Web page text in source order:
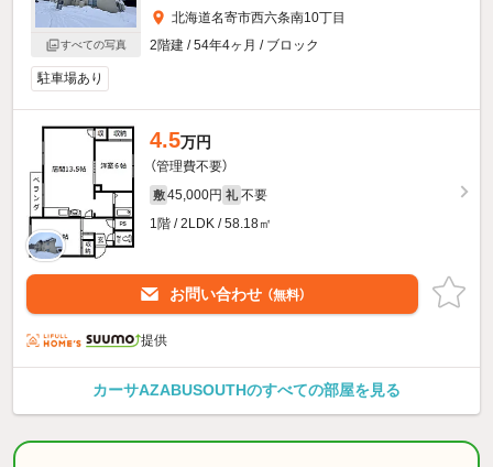
すべての写真
北海道名寄市西六条南10丁目
2階建 / 54年4ヶ月 / ブロック
駐車場あり
4.5万円
（管理費不要）
敷 45,000円 礼 不要
1階 / 2LDK / 58.18㎡
お問い合わせ （無料）
提供
カーサAZABUSOUTHのすべての部屋を見る